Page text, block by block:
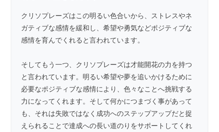
クリソプレーズはこの明るい色合いから、ストレスやネ
ガティブな感情を緩和し、希望や勇気などポジティブな
感情を育んでくれると言われています。
そしてもう一つ、クリソプレーズは才能開花の力を持つ
と言われています。明るい希望や夢を追いかけるために
必要なポジティブな感情により、色々なことへ挑戦する
力になってくれます。そして何かにつまづく事があって
も、それは失敗ではなく成功へのステップアップだと捉
えられることで達成への長い道のりをサポートしてくれ